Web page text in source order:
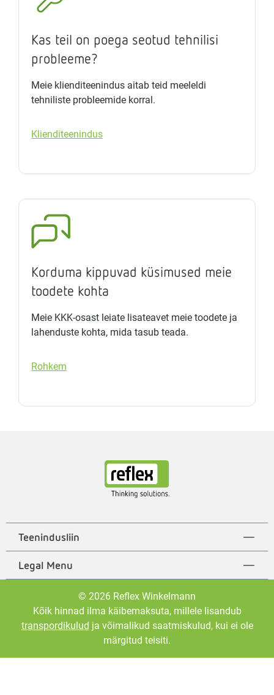
Kas teil on poega seotud tehnilisi
probleeme?
Meie klienditeenindus aitab teid meeleldi
tehniliste probleemide korral.
Klienditeenindus
Korduma kippuvad küsimused meie
toodete kohta
Meie KKK-osast leiate lisateavet meie toodete ja
lahenduste kohta, mida tasub teada.
Rohkem
Teenindusliin
Legal Menu
© 2026 Reflex Winkelmann
Kõik hinnad ilma käibemaksuta, millele lisandub
transpordikulud ja võimalikud saatmiskulud, kui ei ole
märgitud teisiti.